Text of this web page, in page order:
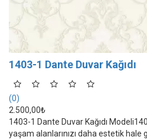
1403-1 Dante Duvar Kağıdı
(0)
2.500,00₺
1403-1 Dante Duvar Kağıdı
yaşam alanlarınızı daha estetik hale